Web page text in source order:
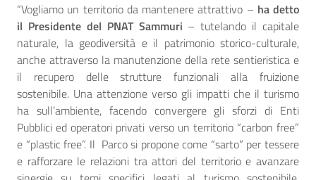
“Vogliamo un territorio da mantenere attrattivo – ha detto
il Presidente del PNAT Sammuri – tutelando il capitale
naturale, la geodiversità e il patrimonio storico-culturale,
anche attraverso la manutenzione della rete sentieristica e
il recupero delle strutture funzionali alla fruizione
sostenibile. Una attenzione verso gli impatti che il turismo
ha sull’ambiente, facendo convergere gli sforzi di Enti
Pubblici ed operatori privati verso un territorio “carbon free”
e “plastic free”. Il Parco si propone come “sarto” per tessere
e rafforzare le relazioni tra attori del territorio e avanzare